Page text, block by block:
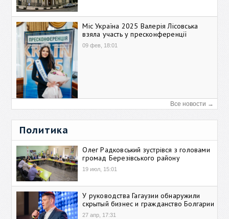
Міс Україна 2025 Валерія Лісовська
взяла участь у пресконференції
09 фев, 18:01
Все новости →
Политика
Олег Радковський зустрівся з головами
громад Березівського району
19 июл, 15:01
У руководства Гагаузии обнаружили
скрытый бизнес и гражданство Болгарии
27 апр, 17:31